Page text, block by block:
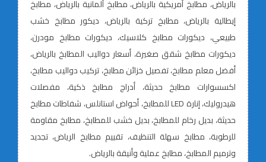
بالرياض، مطابخ أمريكية بالرياض، مطابخ ألمانية بالرياض، مطابخ
إيطالية بالرياض، مطابخ تركية بالرياض، ديكور مطابخ خشب
طبيعي، ديكورات مطابخ كلاسيك، ديكورات مطابخ مودرن،
ديكورات مطابخ شقق صغيرة، أسعار دواليب المطابخ بالرياض،
أفضل معلم مطابخ، تفصيل خزائن مطابخ، تركيب دواليب مطابخ،
اكسسوارات مطابخ حديثة، أدراج مطابخ ذكية، مفصلات
هيدروليك، إنارة LED للمطابخ، أحواض استانلس، شفاطات مطابخ
حديثة، بديل رخام للمطابخ، بديل خشب للمطابخ، مطابخ مقاومة
للرطوبة، مطابخ سهلة التنظيف، تقييم مطابخ الرياض، تجديد
وترميم المطابخ، مطابخ عملية وأنيقة بالرياض.